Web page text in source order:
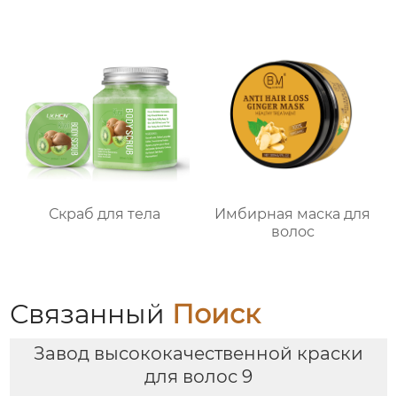
Скраб для тела
Имбирная маска для
волос
Связанный Поиск
Завод высококачественной краски
для волос 9